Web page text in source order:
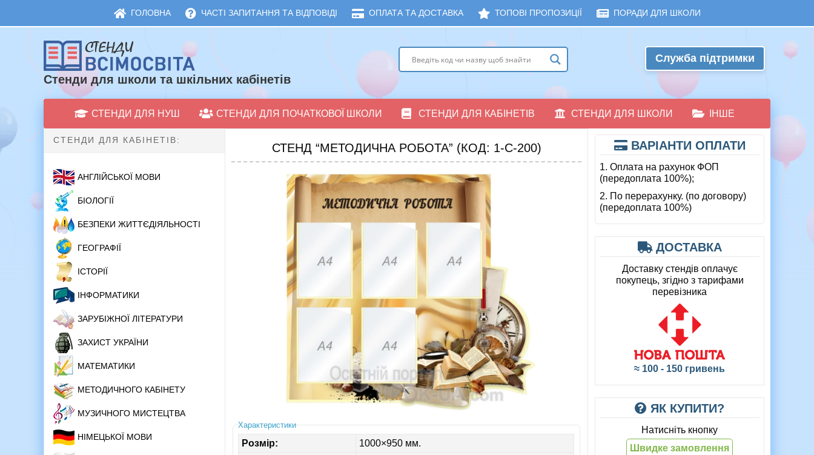
ГОЛОВНА ЧАСТІ ЗАПИТАННЯ ТА ВІДПОВІДІ ОПЛАТА ТА ДОСТАВКА ТОПОВІ ПРОПОЗИЦІЇ ПОРАДИ ДЛЯ ШКОЛИ
Стенди для школи та шкільних кабінетів
Служба підтримки
СТЕНДИ ДЛЯ НУШ СТЕНДИ ДЛЯ ПОЧАТКОВОЇ ШКОЛИ СТЕНДИ ДЛЯ КАБІНЕТІВ СТЕНДИ ДЛЯ ШКОЛИ ІНШЕ
СТЕНДИ ДЛЯ КАБІНЕТІВ:
АНГЛІЙСЬКОЇ МОВИ
БІОЛОГІЇ
БЕЗПЕКИ ЖИТТЄДІЯЛЬНОСТІ
ГЕОГРАФІЇ
ІСТОРІЇ
ІНФОРМАТИКИ
ЗАРУБІЖНОЇ ЛІТЕРАТУРИ
ЗАХИСТ УКРАЇНИ
МАТЕМАТИКИ
МЕТОДИЧНОГО КАБІНЕТУ
МУЗИЧНОГО МИСТЕЦТВА
НІМЕЦЬКОЇ МОВИ
СТЕНД “МЕТОДИЧНА РОБОТА” (КОД: 1-С-200)
Характеристики
Розмір:
1000×950 мм.
ВАРІАНТИ ОПЛАТИ
1. Оплата на рахунок ФОП
(передоплата 100%);
2. По перерахунку. (по договору)
(передоплата 100%)
ДОСТАВКА
Доставку стендів оплачує
покупець, згідно з тарифами
перевізника
≈ 100 - 150 гривень
ЯК КУПИТИ?
Натисніть кнопку
Швидке замовлення